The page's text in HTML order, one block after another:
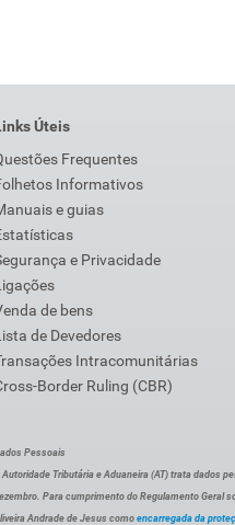
Úteis
Frequentes
Informativos
e guias
e Privacidade
de bens
de Devedores
Intracomunitárias
Border Ruling (CBR)
Pessoais
Autoridade Tributária e Aduaneira (AT) trata dados
Para cumprimento do Regulamento Geral
Andrade de Jesus como encarregada da